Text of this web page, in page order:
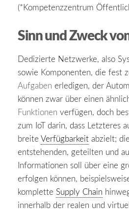
(*Kompetenzzentrum
Sinn und Zweck
Dedizierte Netzwerke, also
sowie Komponenten, die fest
Aufgaben erledigen, der
können zwar über einen
Funktionen verfügen, doch
zum IoT darin, dass Letzteres
breite Verfügbarkeit abzielt;
entstehenden, geteilten und
Informationen soll über eine
erfolgen können,
komplette Supply Chain
innerhalb der realen und